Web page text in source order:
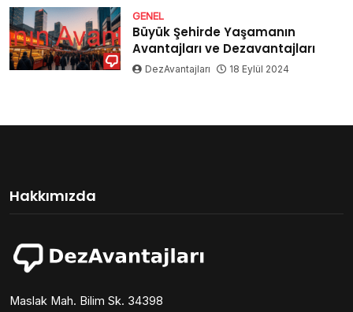
GENEL
Büyük Şehirde Yaşamanın
Avantajları ve Dezavantajları
DezAvantajları 18 Eylül 2024
Hakkımızda
Maslak Mah. Bilim Sk. 34398